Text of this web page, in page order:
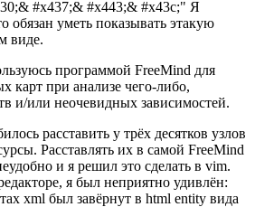
#x437;& #x443;& #x43c;" Я
обязан уметь показывать этакую
виде.
программой FreeMind для
карт при анализе чего-либо,
и/или неочевидных зависимостей.
расставить у трёх десятков узлов
Расставлять их в самой FreeMind
и я решил это сделать в vim.
я был неприятно удивлён:
xml был завёрнут в html entity вида